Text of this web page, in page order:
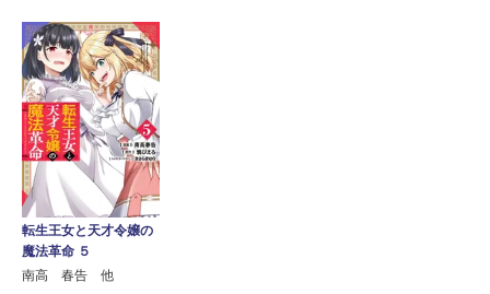
転生王女と天才令嬢の
魔法革命 ５
南高 春告 他